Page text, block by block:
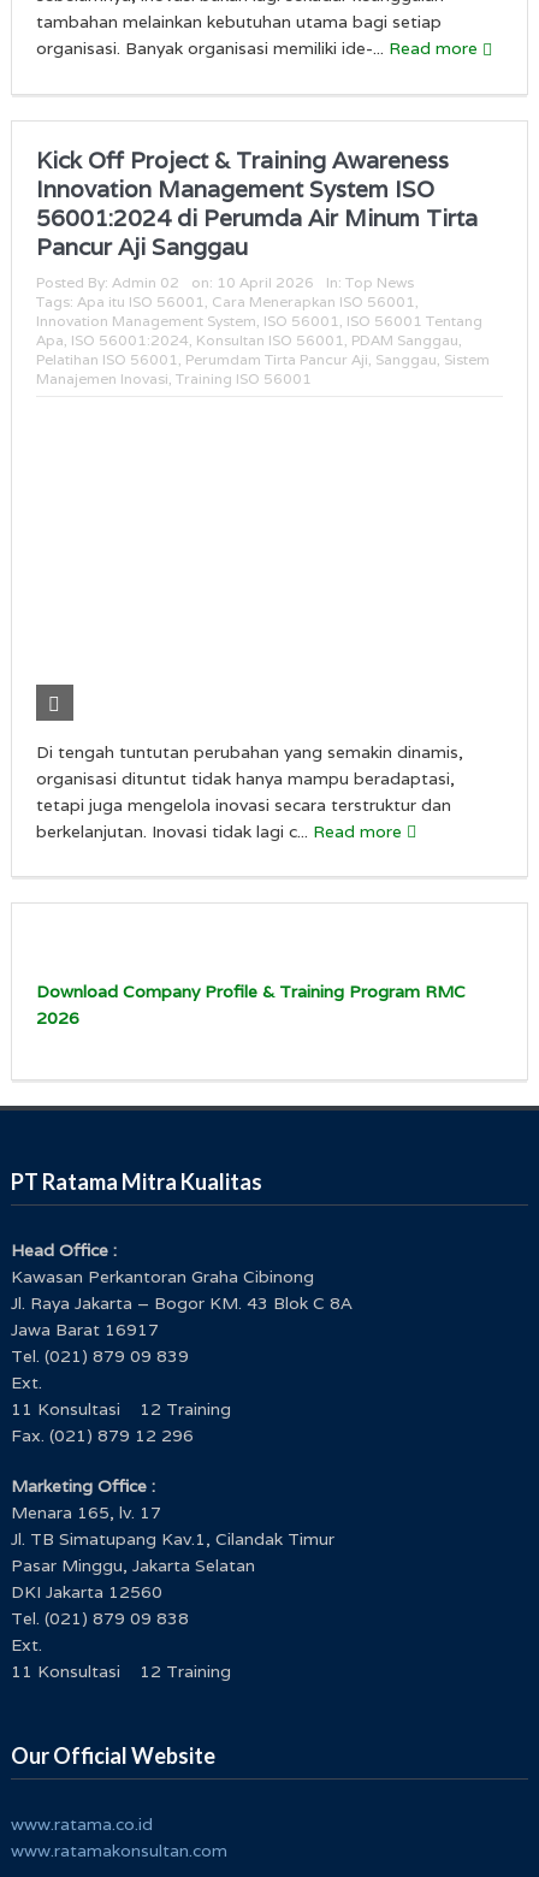
tambahan melainkan kebutuhan utama bagi setiap
organisasi. Banyak organisasi memiliki ide-... Read more
Kick Off Project & Training Awareness
Innovation Management System ISO
56001:2024 di Perumda Air Minum Tirta
Pancur Aji Sanggau
Posted By: Admin 02 on: 10 April 2026 In: Top News
Tags: Apa itu ISO 56001 Cara Menerapkan ISO 56001
Innovation Management System ISO 56001
ISO 56001 Tentang
Apa ISO 56001:2024 Konsultan ISO 56001 PDAM Sanggau
Pelatihan ISO 56001
Perumdam Tirta Pancur Aji Sanggau Sistem
Manajemen Inovasi Training ISO 56001
Di tengah tuntutan perubahan yang semakin dinamis,
organisasi dituntut tidak hanya mampu beradaptasi,
tetapi juga mengelola inovasi secara terstruktur dan
berkelanjutan. Inovasi tidak lagi c... Read more
Download Company Profile & Training Program RMC
2026
PT Ratama Mitra Kualitas
Head Office :
Kawasan Perkantoran Graha Cibinong
Jl. Raya Jakarta – Bogor KM. 43 Blok C 8A
Jawa Barat 16917
Tel. (021) 879 09 839
Ext.
11 Konsultasi 12 Training
Fax. (021) 879 12 296
Marketing Office :
Menara 165, lv. 17
Jl. TB Simatupang Kav.1, Cilandak Timur
Pasar Minggu, Jakarta Selatan
DKI Jakarta 12560
Tel. (021) 879 09 838
Ext.
11 Konsultasi 12 Training
Our Official Website
www.ratama.co.id
www.ratamakonsultan.com